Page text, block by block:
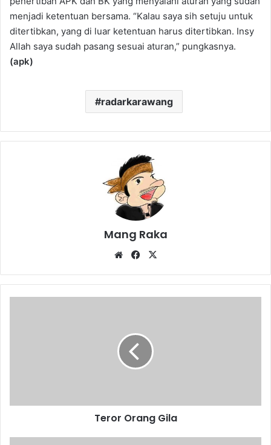
menjadi ketentuan bersama. “Kalau saya sih setuju untuk
ditertibkan, yang di luar ketentuan harus ditertibkan. Insy
Allah saya sudah pasang sesuai aturan,” pungkasnya.
(apk)
radarkarawang
Mang Raka
WebsiteFacebook
Teror Orang Gila